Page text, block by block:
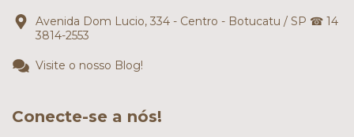
Avenida Dom Lucio, 334 - Centro - Botucatu / SP ☎ 14
3814-2553
Visite o nosso Blog!
Conecte-se a nós!